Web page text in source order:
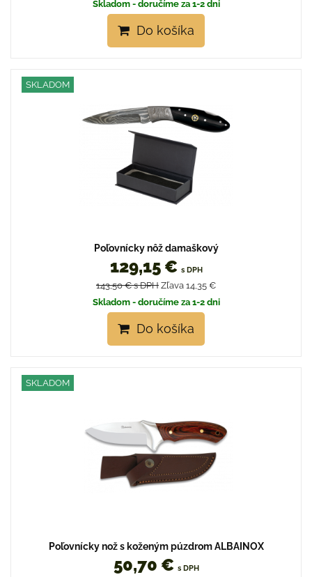
Skladom - doručíme za 1-2 dni
Do košíka
SKLADOM
Poľovnícky nôž damaškový
129,15 € s DPH
143,50 €s DPH Zľava 14,35 €
Skladom - doručíme za 1-2 dni
Do košíka
SKLADOM
Poľovnícky nož s koženým púzdrom ALBAINOX
50,70 € s DPH